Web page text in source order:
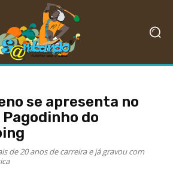
se apresenta no
do
de 20 anos de carreira e já gravou com